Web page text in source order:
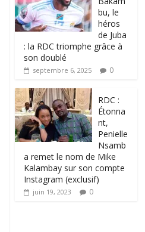
bu, le
héros
de Juba
: la RDC triomphe grâce à
son doublé
septembre 6, 2025 0
RDC :
Étonna
nt,
Penielle
Nsamb
a remet le nom de Mike
Kalambay sur son compte
Instagram (exclusif)
juin 19, 2023 0